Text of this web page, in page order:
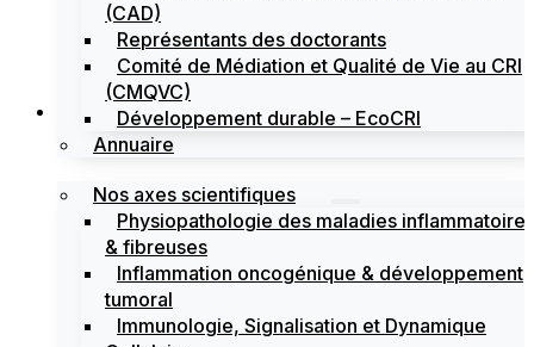
(CAD)
Représentants des doctorants
Comité de Médiation et Qualité de Vie au CRI
(CMQVC)
Développement durable – EcoCRI
Annuaire
Recherche
Nos axes scientifiques
Physiopathologie des maladies inflammatoires
& fibreuses
Inflammation oncogénique & développement
tumoral
Immunologie, Signalisation et Dynamique